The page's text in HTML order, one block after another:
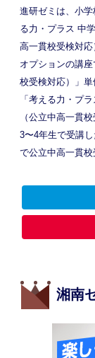
進研ゼミは、小
る力・プラス 中
高一貫校受検対応
オプションの講
校受検対応）」単
「考える力・プ
（公立中高一貫
3〜4年生で受講
で公立中高一貫校
湘南